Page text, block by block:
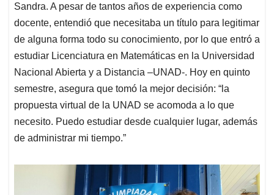
Sandra. A pesar de tantos años de experiencia como
docente, entendió que necesitaba un título para legitimar
de alguna forma todo su conocimiento, por lo que entró a
estudiar Licenciatura en Matemáticas en la Universidad
Nacional Abierta y a Distancia –UNAD-. Hoy en quinto
semestre, asegura que tomó la mejor decisión: “la
propuesta virtual de la UNAD se acomoda a lo que
necesito. Puedo estudiar desde cualquier lugar, además
de administrar mi tiempo.”